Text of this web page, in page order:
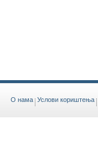
O нама Услови кориштења